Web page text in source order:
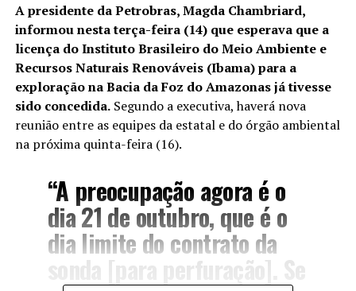
A presidente da Petrobras, Magda Chambriard,
informou nesta terça-feira (14) que esperava que a
licença do Instituto Brasileiro do Meio Ambiente e
Recursos Naturais Renováveis (Ibama) para a
exploração na Bacia da Foz do Amazonas já tivesse
sido concedida.Segundo a executiva, haverá nova
reunião entre as equipes da estatal e do órgão ambiental
na próxima quinta-feira (16).
“A preocupação agora é o
dia 21 de outubro, que é o
dia limite do contrato da
sonda [para perfuração]. Se